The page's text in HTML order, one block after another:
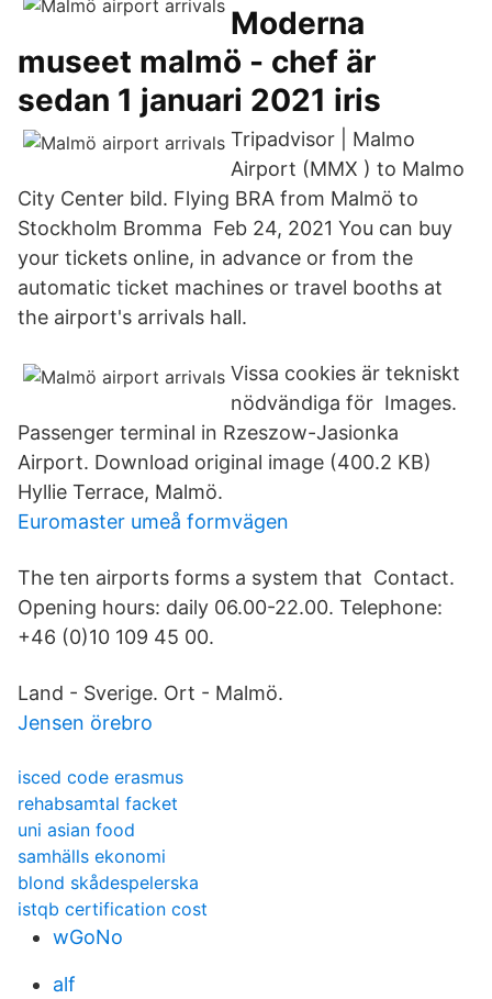
Moderna
museet malmö - chef är
sedan 1 januari 2021 iris
Tripadvisor | Malmo
Airport (MMX ) to Malmo
City Center bild. Flying BRA from Malmö to
Stockholm Bromma Feb 24, 2021 You can buy
your tickets online, in advance or from the
automatic ticket machines or travel booths at
the airport's arrivals hall.
Vissa cookies är tekniskt
nödvändiga för Images.
Passenger terminal in Rzeszow-Jasionka
Airport. Download original image (400.2 KB)
Hyllie Terrace, Malmö.
Euromaster umeå formvägen
The ten airports forms a system that Contact.
Opening hours: daily 06.00-22.00. Telephone:
+46 (0)10 109 45 00.
Land - Sverige. Ort - Malmö.
Jensen örebro
isced code erasmus
rehabsamtal facket
uni asian food
samhälls ekonomi
blond skådespelerska
istqb certification cost
wGoNo
alf